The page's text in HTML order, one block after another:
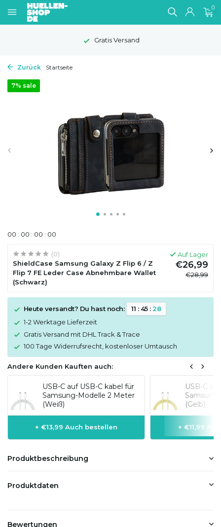
0
Gratis Versand
Zurück Startseite
7% sale
00 : 00 : 00 : 00
(0)
ShieldCase Samsung Galaxy Z Flip 6 / Z
Flip 7 FE Leder Case Abnehmbare Wallet
(Schwarz)
Auf Lager
€26,99
€28,99
Heute versandt? Du hast noch: 11 : 45: 27
1-2 Werktage Lieferzeit
Gratis Versand mit DHL Track & Trace
100 Tage Widerrufsrecht, kostenloser Umtausch
Andere Kunden Kauften auch:
USB-C auf USB-C kabel für
Samsung-Modelle 2 Meter
(Weiß)
+ €13,99 Auch bestellen
USB-C
(Gelb)
+ €11,99
Produktbeschreibung
Produktdaten
Bewertungen